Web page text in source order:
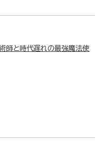
師と時代遅れの最強魔法使